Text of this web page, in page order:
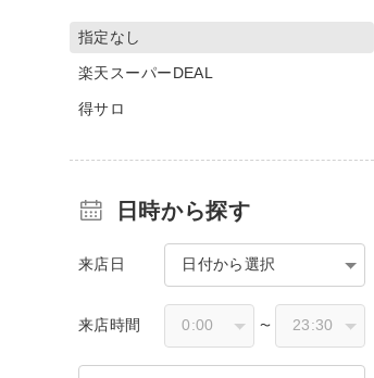
指定なし
楽天スーパーDEAL
得サロ
日時から探す
来店日 日付から選択
来店時間 〜